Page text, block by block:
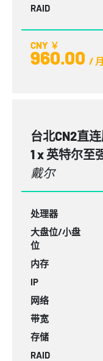
RAID
CNY ￥
960.00 / 月
台北CN2直
1 x 英特尔至
戴尔
处理器
大盘位/小盘
位
内存
IP
网络
带宽
存储
RAID